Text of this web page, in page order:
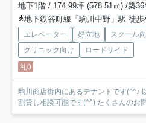
地下1階 / 174.99坪 (578.51㎡) /築36
地下鉄谷町線「駒川中野」駅 徒歩
エレベーター 好立地 スクール
クリニック向け
ロードサイド
礼0
駒川商店街内にあるテナントです(^^♪
割貸し相談可能です(^^) たくさんのお